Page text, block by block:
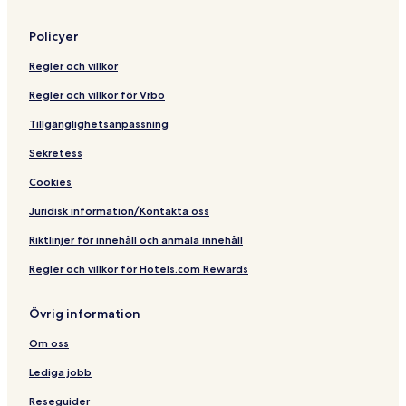
Policyer
Regler och villkor
Regler och villkor för Vrbo
Tillgänglighetsanpassning
Sekretess
Cookies
Juridisk information/Kontakta oss
Riktlinjer för innehåll och anmäla innehåll
Regler och villkor för Hotels.com Rewards
Övrig information
Om oss
Lediga jobb
Reseguider